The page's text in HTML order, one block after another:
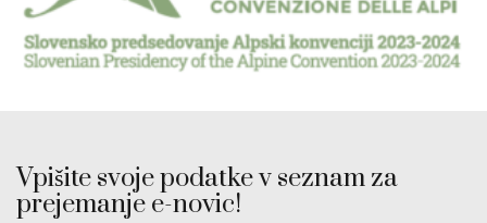
Vpišite svoje podatke v seznam za
prejemanje e-novic!